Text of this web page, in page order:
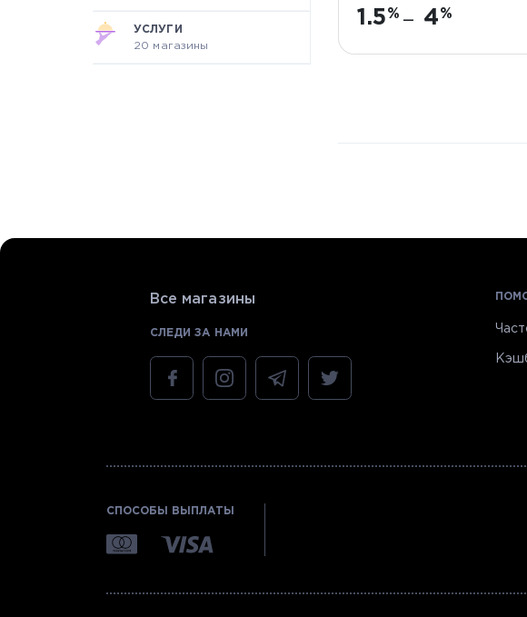
УСЛУГИ
20 магазины
1.5 — 4
Все магазины
СЛЕДИ ЗА НАМИ
СПОСОБЫ ВЫПЛАТЫ